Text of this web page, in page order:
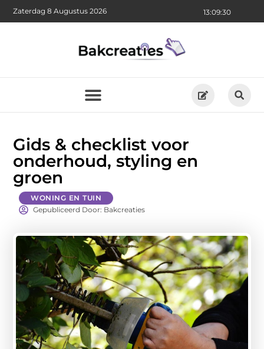
13:09:32
Zaterdag 8 Augustus 2026
Gids & checklist voor
onderhoud, styling en
groen
WONING EN TUIN
Gepubliceerd Door: Bakcreaties